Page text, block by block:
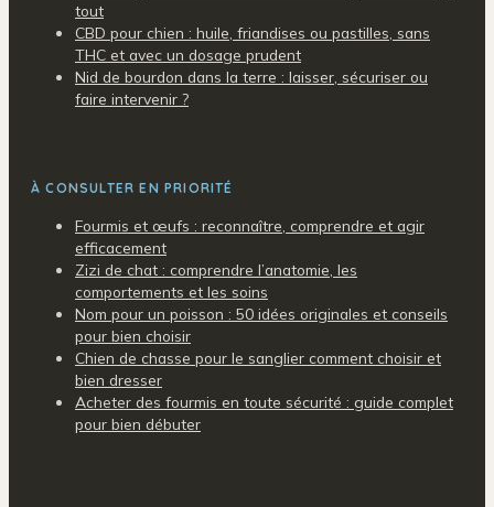
tout
CBD pour chien : huile, friandises ou pastilles, sans
THC et avec un dosage prudent
Nid de bourdon dans la terre : laisser, sécuriser ou
faire intervenir ?
À CONSULTER EN PRIORITÉ
Fourmis et œufs : reconnaître, comprendre et agir
efficacement
Zizi de chat : comprendre l’anatomie, les
comportements et les soins
Nom pour un poisson : 50 idées originales et conseils
pour bien choisir
Chien de chasse pour le sanglier comment choisir et
bien dresser
Acheter des fourmis en toute sécurité : guide complet
pour bien débuter